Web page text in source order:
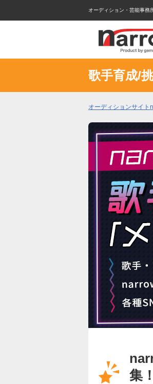
オーディション・芸能事務
歌手育成/
オーディションサイト
集！